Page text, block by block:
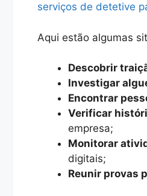
serviços de detetive
Aqui estão algumas
Descobrir
Investigar
Encontrar
Verificar
empresa;
Monitorar
digitais;
Reunir provas